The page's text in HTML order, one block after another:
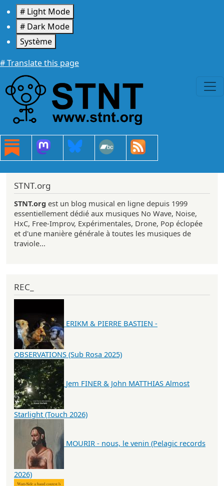
Aller au contenu principal
# Light Mode
# Dark Mode
Système
# Translate this page
STNT.org
STNT.org est un blog musical en ligne depuis 1999
essentiellement dédié aux musiques No Wave, Noise,
HxC, Free-Improv, Expérimentales, Drone, Pop éclopée
et d'une manière générale à toutes les musiques de
traviole...
REC_
ERIKM & PIERRE BASTIEN -
OBSERVATIONS (Sub Rosa 2025)
Jem FINER & John MATTHIAS Almost
Starlight (Touch 2026)
MOURIR - nous, le venin (Pelagic records
2026)